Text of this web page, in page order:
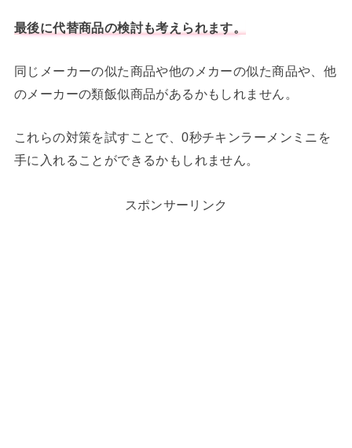
最後に代替商品の検討も考えられます。
同じメーカーの似た商品や他のメカーの似た商品や、他
のメーカーの類飯似商品があるかもしれません。
これらの対策を試すことで、0秒チキンラーメンミニを
手に入れることができるかもしれません。
スポンサーリンク